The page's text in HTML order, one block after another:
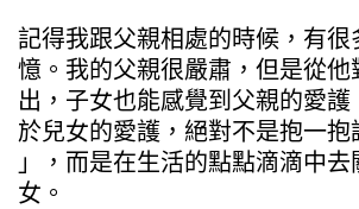
記得我跟父親相處的時候，有很
憶。我的父親很嚴肅，但是從他
出，子女也能感覺到父親的愛護
於兒女的愛護，絕對不是抱一抱
」，而是在生活的點點滴滴中
女。